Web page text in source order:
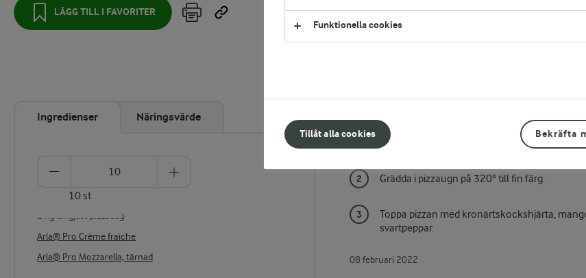
LÄGG TILL I FAVORITER
Ingredienser Näringsvärde
10 st
2 kg långjäst pizzadeg
Arla® Pro Crème fraiche
Arla® Pro Mozzarella, tärnad
Tryck ut pizzor à 200 g. Bred crème fraiche
Grädda i pizzaugn på 320° till fin färg.
Toppa pizzan med kronärtskockshjärta,
svartpeppar.
08 februari 2022
Tillåt alla cookies
Funktionella cookies
Bekräfta